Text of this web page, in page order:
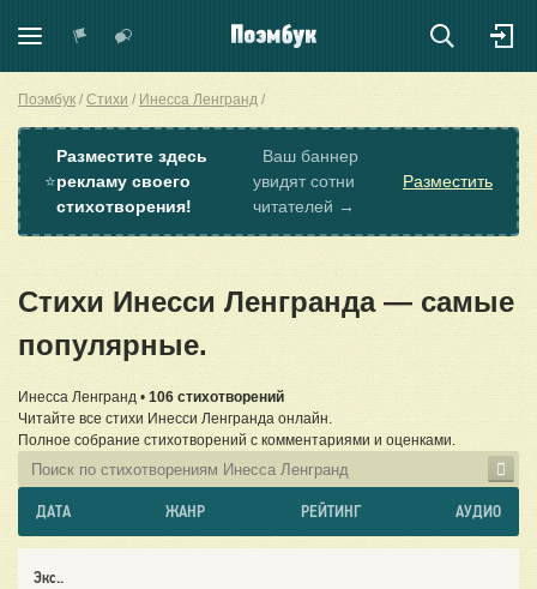
Поэмбук Стихи Инесса Ленгранд
⭐
Разместите здесь
рекламу своего
стихотворения!
Ваш баннер
увидят сотни
читателей →
Разместить
Стихи Инесси Ленгранда — самые
популярные.
Инесса Ленгранд • 106 стихотворений
Читайте все стихи Инесси Ленгранда онлайн.
Полное собрание стихотворений с комментариями и оценками.
ДАТА ЖАНР РЕЙТИНГ АУДИО
Экс..